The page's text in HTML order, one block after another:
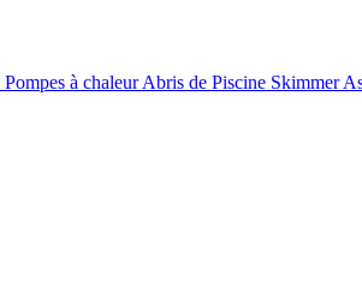
Pompes à chaleur Abris de Piscine Skimmer